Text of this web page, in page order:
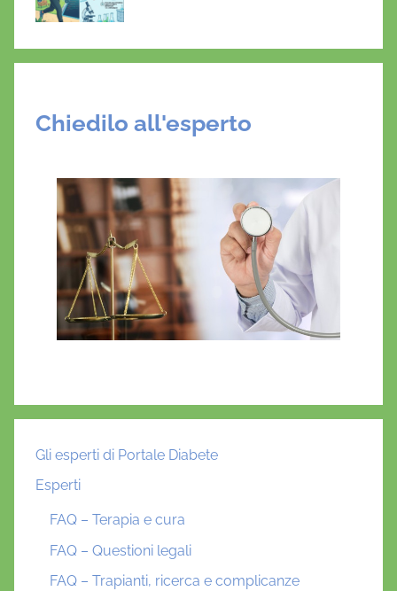
Chiedilo all'esperto
Gli esperti di Portale Diabete
Esperti
FAQ – Terapia e cura
FAQ – Questioni legali
FAQ – Trapianti, ricerca e complicanze